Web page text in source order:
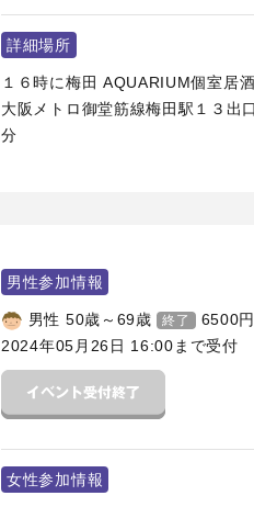
詳細場所
１６時に梅田 AQUARIUM個室居
大阪メトロ御堂筋線梅田駅１３出
分
男性参加情報
男性 50歳～69歳 終了 6500円
2024年05月26日 16:00まで受付
女性参加情報